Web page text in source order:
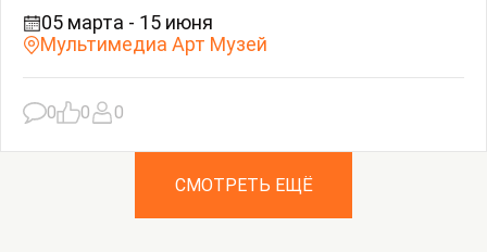
05 марта - 15 июня
Мультимедиа Арт Музей
0 0 0
СМОТРЕТЬ ЕЩЁ